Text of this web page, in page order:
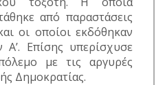
από παραστάσεις
οι οποίοι εκδόθηκαν
Επίσης υπερίσχυσε
με τις αργυρές
Δημοκρατίας.